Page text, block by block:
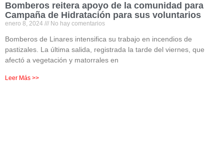
Bomberos reitera apoyo de la comunidad para
Campaña de Hidratación para sus voluntarios
enero 8, 2024 No hay comentarios
Bomberos de Linares intensifica su trabajo en incendios de
pastizales. La última salida, registrada la tarde del viernes, que
afectó a vegetación y matorrales en
Leer Más >>